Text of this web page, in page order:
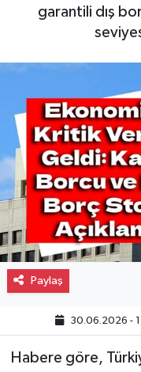
garantili dış
Paylaş
30.06.2026 -
Habere göre,
Gayrimenkul
Spor
Eğitim